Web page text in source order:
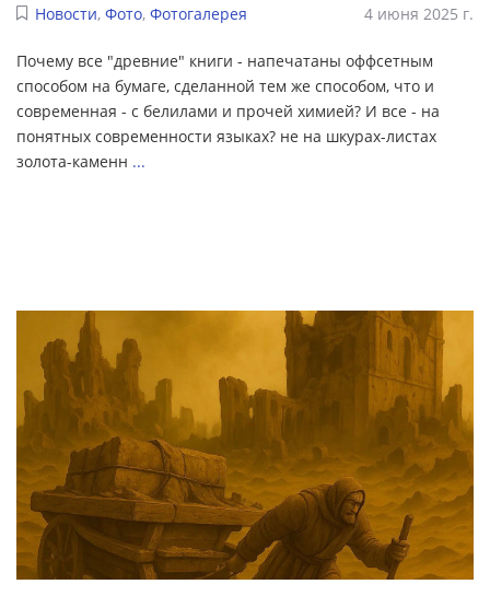
Новости, Фото, Фотогалерея 4 июня 2025 г.
Почему все "древние" книги - напечатаны оффсетным
способом на бумаге, сделанной тем же способом, что и
современная - с белилами и прочей химией? И все - на
понятных современности языках? не на шкурах-листах
золота-каменн ...